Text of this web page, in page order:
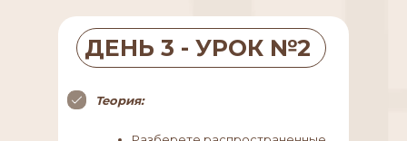
ДЕНЬ 3 - УРОК №2
Теория: